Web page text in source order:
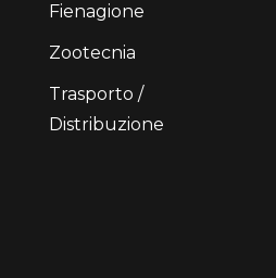
Fienagione
Zootecnia
Trasporto /
Distribuzione